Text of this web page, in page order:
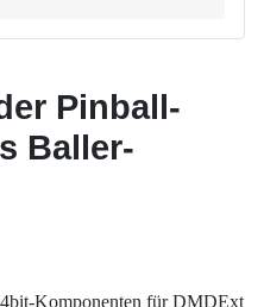
Pinball-
Baller-
Komponenten für DMDExt